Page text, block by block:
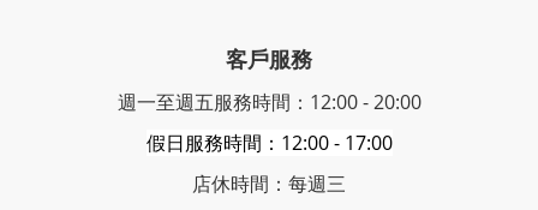
客戶服務
週一至週五服務時間：12:00 - 20:00
假日服務時間：12:00 - 17:00
店休時間：每週三